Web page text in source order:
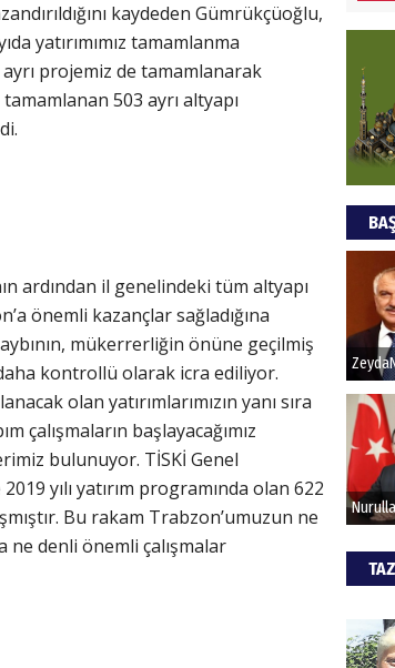
kaydeden Gümrükçüoğlu,
yatırımımız tamamlanma
projemiz de tamamlanarak
503 ayrı altyapı
ardından il genelindeki tüm altyapı
önemli kazançlar sağladığına
mükerrerliğin önüne geçilmiş
daha kontrollü olarak icra ediliyor.
olan yatırımlarımızın yanı sıra
çalışmaların başlayacağımız
bulunuyor. TİSKİ Genel
yılı yatırım programında olan 622
Bu rakam Trabzon’umuzun ne
ne denli önemli çalışmalar
Bu